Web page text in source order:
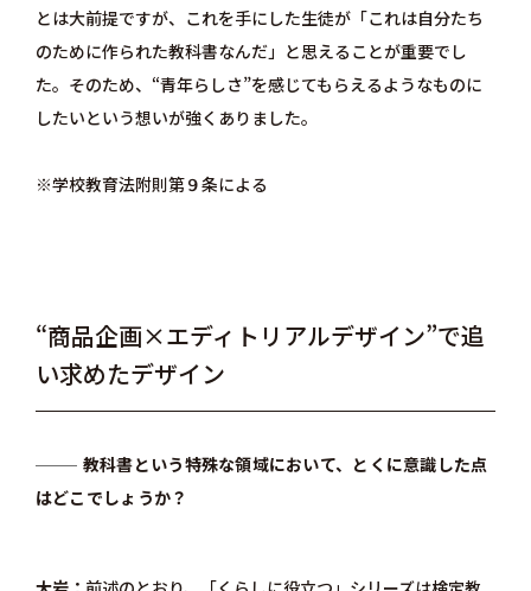
とは大前提ですが、これを手にした生徒が「これは自分たち
のために作られた教科書なんだ」と思えることが重要でし
た。そのため、“青年らしさ”を感じてもらえるようなものに
したいという想いが強くありました。
※学校教育法附則第９条による
“商品企画×エディトリアルデザイン”で追
い求めたデザイン
教科書という特殊な領域において、とくに意識した点
はどこでしょうか？